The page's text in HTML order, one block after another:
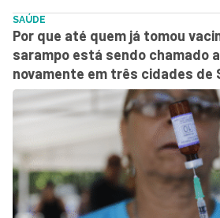
SAÚDE
Por que até quem já tomou
sarampo está sendo chamado
novamente em três cidades de